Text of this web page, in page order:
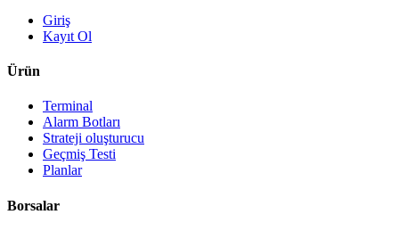
Giriş
Kayıt Ol
Ürün
Terminal
Alarm Botları
Strateji oluşturucu
Geçmiş Testi
Planlar
Borsalar